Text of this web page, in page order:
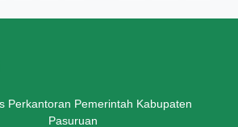
Perkantoran Pemerintah Kabupaten
Pasuruan